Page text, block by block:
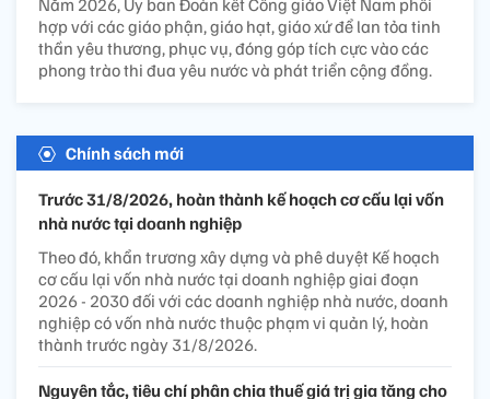
hợp với các giáo phận, giáo hạt, giáo xứ để lan tỏa tinh
thần yêu thương, phục vụ, đóng góp tích cực vào các
phong trào thi đua yêu nước và phát triển cộng đồng.
Chính sách mới
Trước 31/8/2026, hoàn thành kế hoạch cơ cấu lại vốn
nhà nước tại doanh nghiệp
Theo đó, khẩn trương xây dựng và phê duyệt Kế hoạch
cơ cấu lại vốn nhà nước tại doanh nghiệp giai đoạn
2026 - 2030 đối với các doanh nghiệp nhà nước, doanh
nghiệp có vốn nhà nước thuộc phạm vi quản lý, hoàn
thành trước ngày 31/8/2026.
Nguyên tắc, tiêu chí phân chia thuế giá trị gia tăng cho